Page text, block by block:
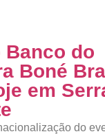
Banco do
Boné
em
do